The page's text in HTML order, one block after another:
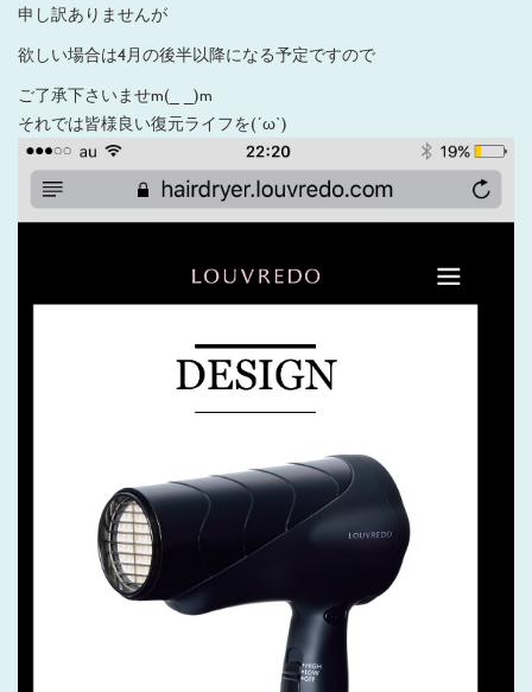
申し訳ありませんが
欲しい場合は4月の後半以降になる予定ですので
ご了承下さいませm(_ _)m
それでは皆様良い復元ライフを(´ω`)